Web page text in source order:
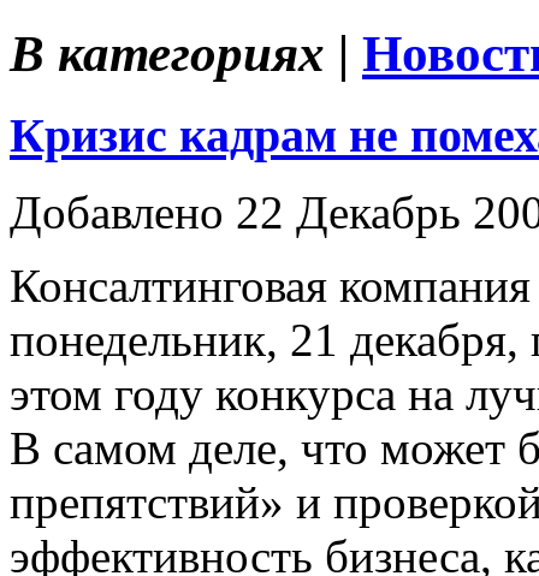
В категориях |
Кризис кадрам не
Добавлено 22 Декабрь
Консалтинговая
понедельник, 21
этом году конкурса на
В самом деле, что может
препятствий» и
эффективность бизнеса,